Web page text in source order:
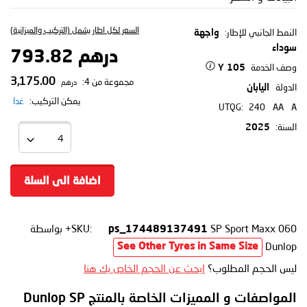
النمط الجانبي للإطار:
واجهة
سوداء
وصف الخدمة 105 Y
الدولة اليابان
UTQG: 240 AA
A
السنة:
2025
السعر لكل اطار يشمل (التركيب والميزانية)
درهم 793.82
مجموعة من 4: درهم
يمكن التركيب: غدا
اضافة الى السلة
SKU: ps_174489137491 SP Sport Maxx 060+
بواسطة
Dunlop
See Other Tyres in Same Size
ليس الحجم المطلوب؟ ابحث عن الحجم الخاص بك هنا
المواصفات و المميزات الخاصة بالمنتج Dunlop SP